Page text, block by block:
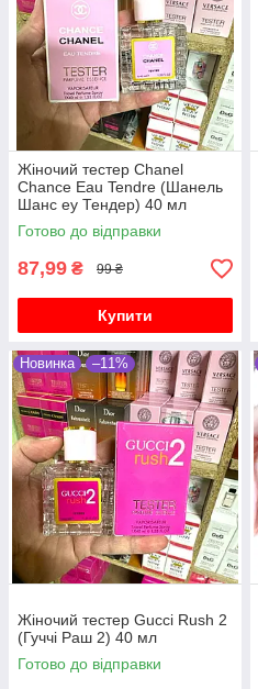
Жіночий тестер Chanel
Chance Eau Tendre (Шанель
Шанс еу Тендер) 40 мл
Готово до відправки
87,99 ₴ 99 ₴
Купити
Новинка –11%
Жіночий тестер Gucci Rush 2
(Гуччі Раш 2) 40 мл
Готово до відправки